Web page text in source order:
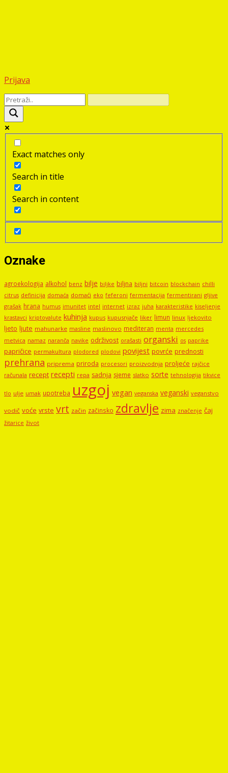
Prijava
Exact matches only
Search in title
Search in content
Oznake
agroekologija alkohol benz bilje biljke biljna biljni bitcoin blockchain chilli
citrus definicija domaća domaći eko feferoni fermentacija fermentirani gljive
grašak hrana humus imunitet intel internet izraz juha karakteristike kiseljenje
krastavci kriptovalute kuhinja kupus kupusnjače liker limun linux ljekovito
ljeto ljute mahunarke masline maslinovo mediteran menta mercedes
metvica namaz naranča navike održivost orašasti organski os paprike
papričice permakultura plodored plodovi povijest povrće prednosti
prehrana priprema priroda procesori proizvodnja proljeće rajčice
računala recept recepti repa sadnja sjeme slatko sorte tehnologija tikvice
tlo ulje umak upotreba uzgoj vegan veganska veganski veganstvo
vodič voće vrste vrt začin začinsko zdravlje zima značenje čaj
žitarice život